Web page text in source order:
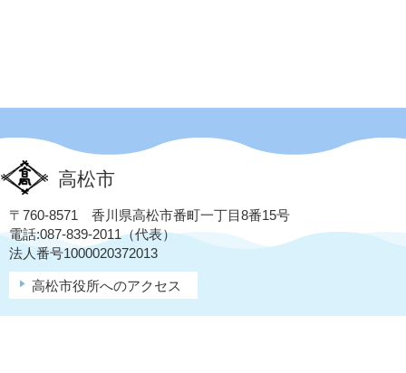
高松市
〒760-8571 香川県高松市番町一丁目8番15号
電話:087-839-2011（代表）
法人番号1000020372013
高松市役所へのアクセス